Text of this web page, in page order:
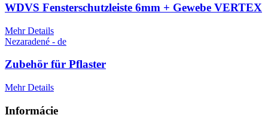
WDVS Fensterschutzleiste 6mm + Gewebe VERTEX
Mehr Details
Nezaradené - de
Zubehör für Pflaster
Mehr Details
Informácie